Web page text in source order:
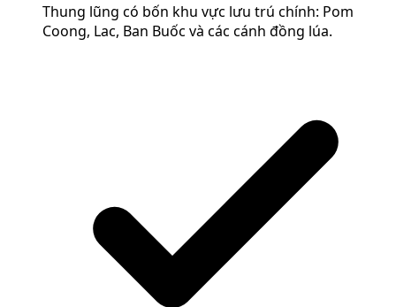
Thung lũng có bốn khu vực lưu trú chính: Pom
Coong, Lac, Ban Buốc và các cánh đồng lúa.